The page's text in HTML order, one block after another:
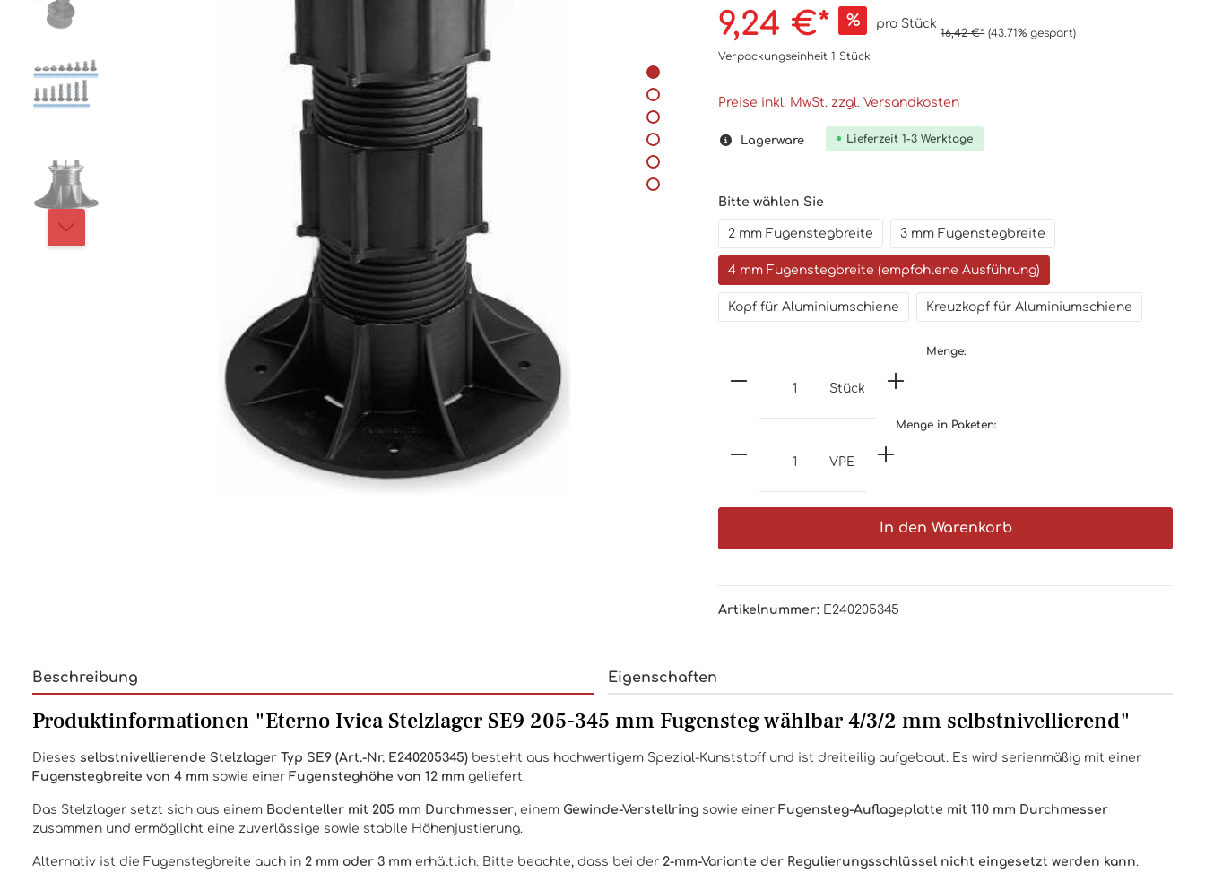
9,24 €* % pro Stück
16,42 €* (43.71% gespart)
Verpackungseinheit 1 Stück
Preise inkl. MwSt. zzgl. Versandkosten
Lagerware Lieferzeit 1-3 Werktage
Bitte wählen Sie
2 mm Fugenstegbreite 3 mm Fugenstegbreite
4 mm Fugenstegbreite (empfohlene Ausführung)
Kopf für Aluminiumschiene Kreuzkopf für Aluminiumschiene
Menge:
Stück
Menge in Paketen:
VPE
In den Warenkorb
Artikelnummer: E240205345
Beschreibung Eigenschaften
Produktinformationen "Eterno Ivica Stelzlager SE9 205-345 mm Fugensteg wählbar 4/3/2 mm selbstnivellierend"
Dieses selbstnivellierende Stelzlager Typ SE9 (Art.-Nr. E240205345) besteht aus hochwertigem Spezial-Kunststoff und ist dreiteilig aufgebaut. Es wird serienmäßig mit einer
Fugenstegbreite von 4 mm sowie einer Fugensteghöhe von 12 mm geliefert.
Das Stelzlager setzt sich aus einem Bodenteller mit 205 mm Durchmesser, einem Gewinde-Verstellring sowie einer Fugensteg-Auflageplatte mit 110 mm Durchmesser
zusammen und ermöglicht eine zuverlässige sowie stabile Höhenjustierung.
Alternativ ist die Fugenstegbreite auch in 2 mm oder 3 mm erhältlich. Bitte beachte, dass bei der 2-mm-Variante der Regulierungsschlüssel nicht eingesetzt werden kann.